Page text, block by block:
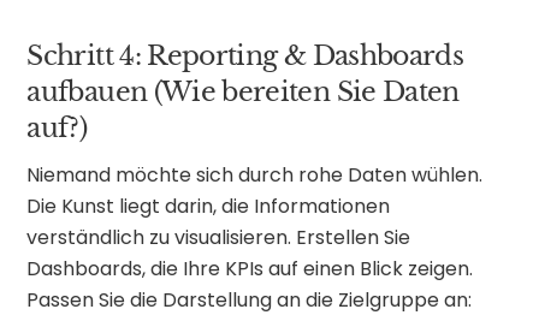
Schritt 4: Reporting & Dashboards
aufbauen (Wie bereiten Sie Daten
auf?)
Niemand möchte sich durch rohe Daten wühlen.
Die Kunst liegt darin, die Informationen
verständlich zu visualisieren. Erstellen Sie
Dashboards, die Ihre KPIs auf einen Blick zeigen.
Passen Sie die Darstellung an die Zielgruppe an: